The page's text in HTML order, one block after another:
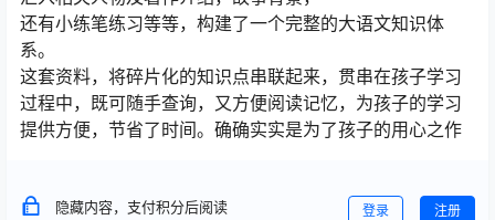
还有小练笔练习等等，构建了一个完整的大语文知识体
系。
这套资料，将碎片化的知识点串联起来，贯串在孩子学习
过程中，既可随手查询，又方便阅读记忆，为孩子的学习
提供方便，节省了时间。确确实实是为了孩子的用心之作
隐藏内容，支付积分后阅读 登录 注册